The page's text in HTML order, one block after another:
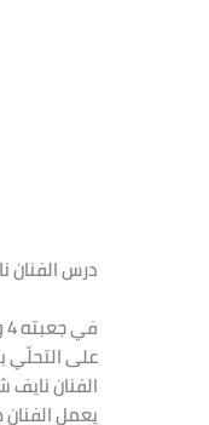
درس‭ ‬الفنان‭ ‬نايف‭ ‬شحادة‭ ‬في‭ ‬كلية‭ ‬الجليل‭ ‬الغربي‭ ‬‮«‬معالج‭ ‬بالفن‮»‬‭ ‬ومتميز‭ ‬بتخصصه‭ ‬بفن‭ ‬الرمل‭ ‬الملون‭.‬